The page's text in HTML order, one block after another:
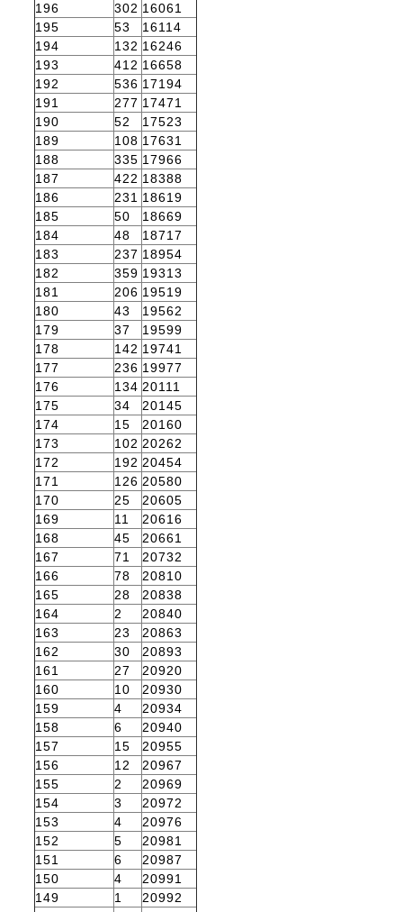
196
302 16061
195
53
16114
194
132 16246
193
412 16658
192
536 17194
191
277 17471
190
52
17523
189
108 17631
188
335 17966
187
422 18388
186
231 18619
185
50
18669
184
48
18717
183
237 18954
182
359 19313
181
206 19519
180
43
19562
179
37
19599
178
142 19741
177
236 19977
176
134 20111
175
34
20145
174
15
20160
173
102 20262
172
192 20454
171
126 20580
170
25
20605
169
11
20616
168
45
20661
167
71
20732
166
78
20810
165
28
20838
164
2
20840
163
23
20863
162
30
20893
161
27
20920
160
10
20930
159
4
20934
158
6
20940
157
15
20955
156
12
20967
155
2
20969
154
3
20972
153
4
20976
152
5
20981
151
6
20987
150
4
20991
149
1
20992